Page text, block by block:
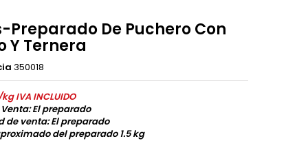
Preparado De Puchero Con
Y Ternera
350018
IVA INCLUIDO
El preparado
de venta: El preparado
del preparado 1.5 kg